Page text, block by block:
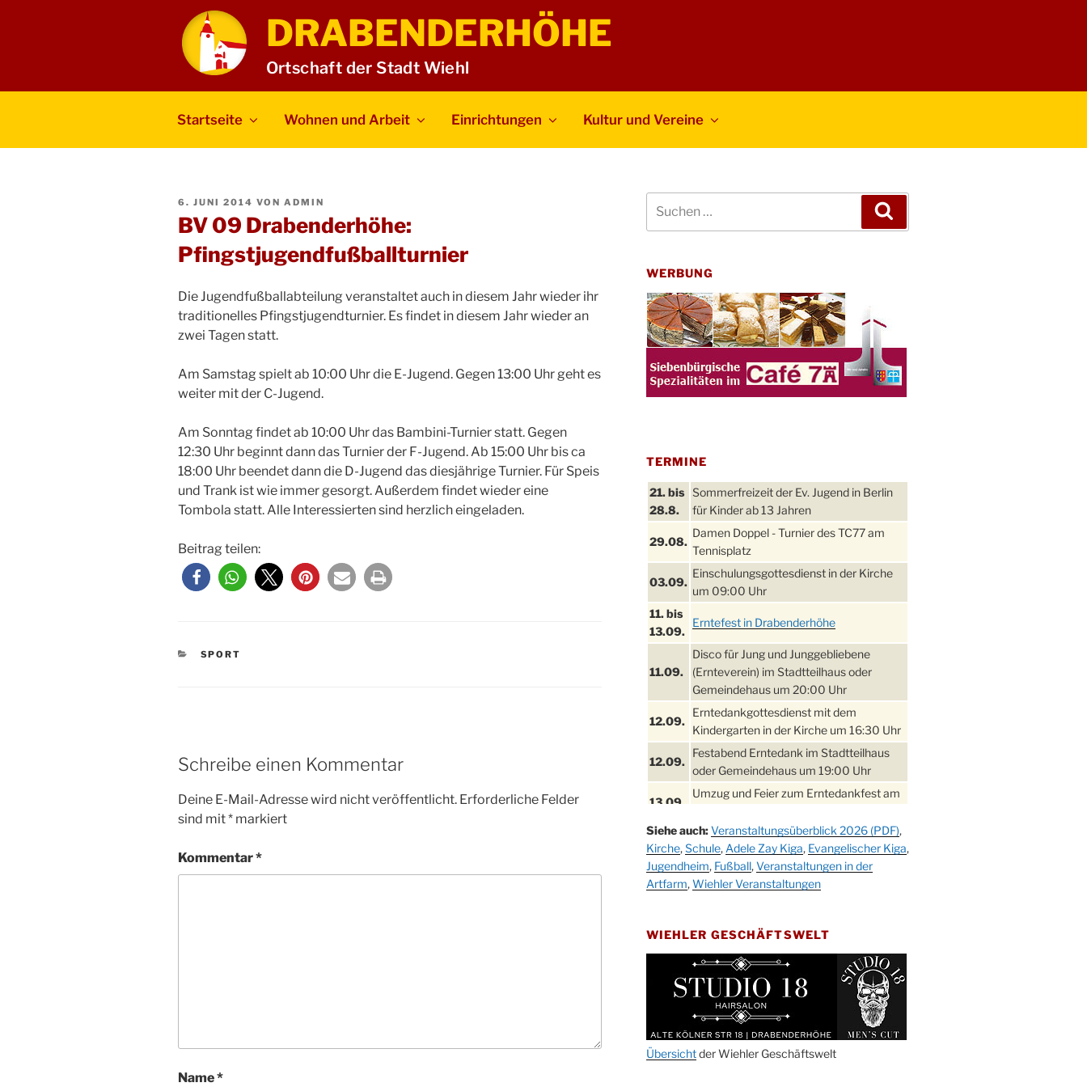
DRABENDERHÖHE
Ortschaft der Stadt Wiehl
Startseite Wohnen und Arbeit Einrichtungen Kultur und Vereine
VERÖFFENTLICHT
6. JUNI 2014 VON ADMIN
BV 09 Drabenderhöhe:
Pfingstjugendfußballturnier
Die Jugendfußballabteilung veranstaltet auch in diesem Jahr wieder ihr
traditionelles Pfingstjugendturnier. Es findet in diesem Jahr wieder an
zwei Tagen statt.
Am Samstag spielt ab 10:00 Uhr die E-Jugend. Gegen 13:00 Uhr geht es
weiter mit der C-Jugend.
Am Sonntag findet ab 10:00 Uhr das Bambini-Turnier statt. Gegen
12:30 Uhr beginnt dann das Turnier der F-Jugend. Ab 15:00 Uhr bis ca
18:00 Uhr beendet dann die D-Jugend das diesjährige Turnier. Für Speis
und Trank ist wie immer gesorgt. Außerdem findet wieder eine
Tombola statt. Alle Interessierten sind herzlich eingeladen.
Beitrag teilen:
KATEGORIEN
SPORT
Schreibe einen Kommentar
Deine E-Mail-Adresse wird nicht veröffentlicht. Erforderliche Felder
sind mit* markiert
Kommentar*
Name*
nach:
WERBUNG
TERMINE
21. bis
28.8.
Sommerfreizeit der Ev. Jugend in Berlin
für Kinder ab 13 Jahren
29.08.
Damen Doppel - Turnier des TC77 am
Tennisplatz
03.09.
Einschulungsgottesdienst in der Kirche
um 09:00 Uhr
11. bis
13.09.
Erntefest in Drabenderhöhe
11.09.
Disco für Jung und Junggebliebene
(Ernteverein) im Stadtteilhaus oder
Gemeindehaus um 20:00 Uhr
12.09.
Erntedankgottesdienst mit dem
Kindergarten in der Kirche um 16:30 Uhr
12.09.
Festabend Erntedank im Stadtteilhaus
oder Gemeindehaus um 19:00 Uhr
13.09.
Umzug und Feier zum Erntedankfest am
19.09.
Schlagerabend im Stadtteilhaus
Drabenderhöhe
25. u.
26.09.
Oktoberfest im Cafe XXS
10-12 Uhr
Afterwork-Andacht um 18:00 Uhr in der
Sandmännchen-Gottesdienst in der
Kirche oder im Ev. Gemeindehaus um
18:00 Uhr
11.10.
Oktoberfest MGV im Stadtteilhaus um
Siehe auch: Veranstaltungsüberblick 2026 (PDF),
Kirche,Schule, Adele Zay Kiga, Evangelischer Kiga,
Jugendheim, Fußball,Veranstaltungen in der
Artfarm,Wiehler Veranstaltungen
WIEHLER GESCHÄFTSWELT
Übersichtder Wiehler Geschäftswelt